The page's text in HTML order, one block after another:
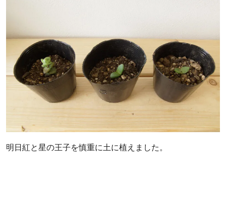
明日紅と星の王子を慎重に土に植えました。